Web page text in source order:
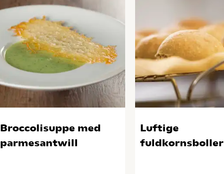
Broccolisuppe med
parmesantwill
Luftige
fuldkornsboller